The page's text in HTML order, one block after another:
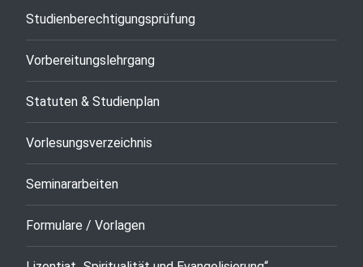
Studienberechtigungsprüfung
Vorbereitungslehrgang
Statuten & Studienplan
Vorlesungsverzeichnis
Seminararbeiten
Formulare / Vorlagen